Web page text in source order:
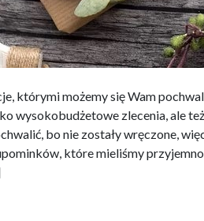
którymi możemy się Wam
wysokobudżetowe zlecenia, ale
bo nie zostały wręczone,
które mieliśmy